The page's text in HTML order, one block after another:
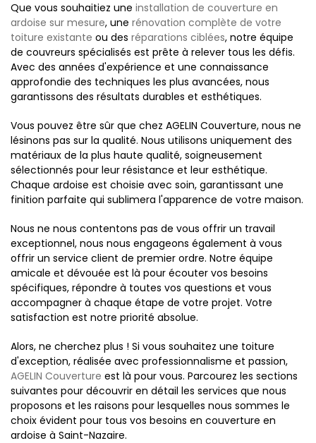
Que vous souhaitiez une installation de couverture en
ardoise sur mesure, une rénovation complète de votre
toiture existante ou des réparations ciblées, notre équipe
de couvreurs spécialisés est prête à relever tous les défis.
Avec des années d'expérience et une connaissance
approfondie des techniques les plus avancées, nous
garantissons des résultats durables et esthétiques.
Vous pouvez être sûr que chez AGELIN Couverture, nous ne
lésinons pas sur la qualité. Nous utilisons uniquement des
matériaux de la plus haute qualité, soigneusement
sélectionnés pour leur résistance et leur esthétique.
Chaque ardoise est choisie avec soin, garantissant une
finition parfaite qui sublimera l'apparence de votre maison.
Nous ne nous contentons pas de vous offrir un travail
exceptionnel, nous nous engageons également à vous
offrir un service client de premier ordre. Notre équipe
amicale et dévouée est là pour écouter vos besoins
spécifiques, répondre à toutes vos questions et vous
accompagner à chaque étape de votre projet. Votre
satisfaction est notre priorité absolue.
Alors, ne cherchez plus ! Si vous souhaitez une toiture
d'exception, réalisée avec professionnalisme et passion,
AGELIN Couverture est là pour vous. Parcourez les sections
suivantes pour découvrir en détail les services que nous
proposons et les raisons pour lesquelles nous sommes le
choix évident pour tous vos besoins en couverture en
ardoise à Saint-Nazaire.